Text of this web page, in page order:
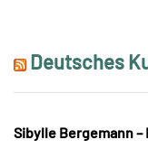
Deutsches
Sibylle Bergemann